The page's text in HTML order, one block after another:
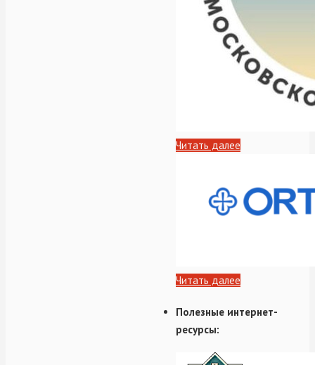
Читать далее
Читать далее
Полезные интернет-
ресурсы: